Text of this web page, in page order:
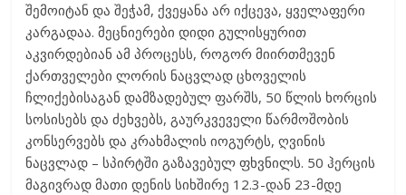
შემოიტან და შეჭამ, ქვეყანა არ იქცევა, ყველაფერი
კარგადაა. მეცნიერები დიდი გულისყურით
აკვირდებიან ამ პროცესს, როგორ მიირთმევენ
ქართველები ლორის ნაცვლად ცხოველის
ჩლიქებისაგან დამზადებულ ფარშს, 50 წლის ხორცის
სოსისებს და ძეხვებს, გაურკვეველი წარმოშობის
კონსერვებს და კრახმალის იოგურტს, ღვინის
ნაცვლად – სპირტში გაზავებულ ფხვნილს. 50 ჰერცის
მაგივრად მათი დენის სიხშირე 12.3-დან 23-მდე